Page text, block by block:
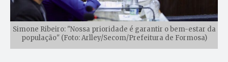
Simone Ribeiro: "Nossa prioridade é garantir o bem-estar da
população" (Foto: Arlley/Secom/Prefeitura de Formosa)